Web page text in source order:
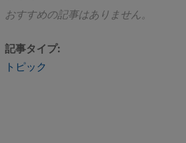
おすすめの記事はありません。
記事タイプ
トピック